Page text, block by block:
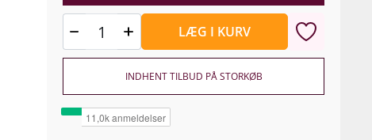
LÆG I KURV
INDHENT TILBUD PÅ STORKØB